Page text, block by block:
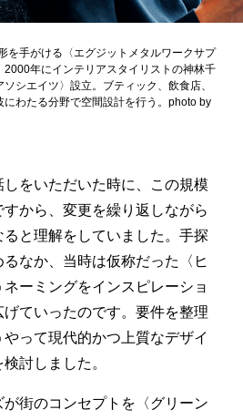
を手がける〈エグジットメタルワークサプ
2000年にインテリアスタイリストの神林千
シエイツ〉設立。ブティック、飲食店、
にわたる分野で空間設計を行う。photo by
をいただいた時に、この規模
から、変更を繰り返しながら
と理解をしていました。手探
なか、当時は仮称だった〈ヒ
ーミングをインスピレーショ
ていったのです。要件を整理
って現代的かつ上質なデザイ
討しました。
街のコンセプトを〈グリーン